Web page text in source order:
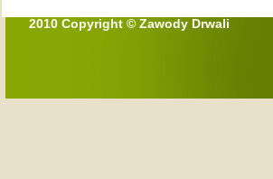
2010 Copyright © Zawody Drwali